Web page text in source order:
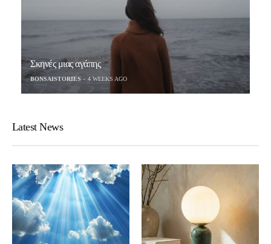
Σκηνές μιας αγάπης
BONSAISTORIES 4 WEEKS AGO
Latest News